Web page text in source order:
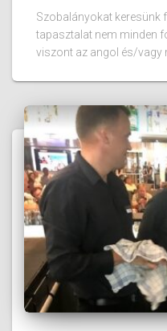
Szobalányokat keresünk
tapasztalat nem minden
viszont az angol és/vagy